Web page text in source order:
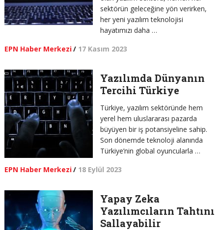
sektörün geleceğine yön verirken,
her yeni yazılım teknolojisi
hayatımızı daha …
EPN Haber Merkezi/ 17 Kasım 2023
Yazılımda Dünyanın
Tercihi Türkiye
Türkiye, yazılım sektöründe hem
yerel hem uluslararası pazarda
büyüyen bir iş potansiyeline sahip.
Son dönemde teknoloji alanında
Türkiye’nin global oyuncularla …
EPN Haber Merkezi/ 18 Eylül 2023
Yapay Zeka
Yazılımcıların Tahtını
Sallayabilir